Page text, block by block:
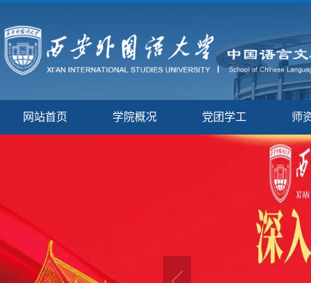
网站首页 学院概况 党团学工 师